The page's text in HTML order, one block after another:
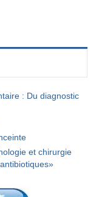
: Du diagnostic
et chirurgie